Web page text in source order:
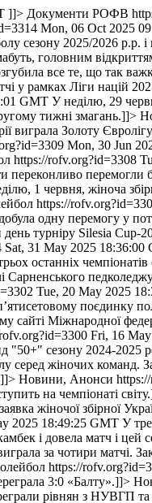
]]> Документи РОФВ
Mon, 06 Oct 2025
сезону 2025/2026 р.р.
головним
все те, що так
у рамках Ліги націй
GMT У неділю, 29
тижні змагань.]]>
виграла Золоту
Mon, 30 Jun
https://rofv.org?id=3308
переконливо
1 червня, жіноча
https://
одну перемогу у
турніру Silesia
Sat, 31 May 2025 18:36:00
останніх
Сарненського
Tue, 20 May 2025
поєдинку
сайті Міжнародної
Fri, 16
"50+" сезону 2024-2025
серед жіночих
Новини, Анонси
на чемпіонаті
жіночої збірної
2025 18:49:25 GMT У
і довела матч і цей
за чотири матчі.
https://
3:0 «Балту».]]>
рівнян з НУВГП